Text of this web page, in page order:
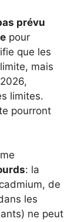
prévu
pour
que les
mais
limites.
pourront
: la
de
les
ne peut